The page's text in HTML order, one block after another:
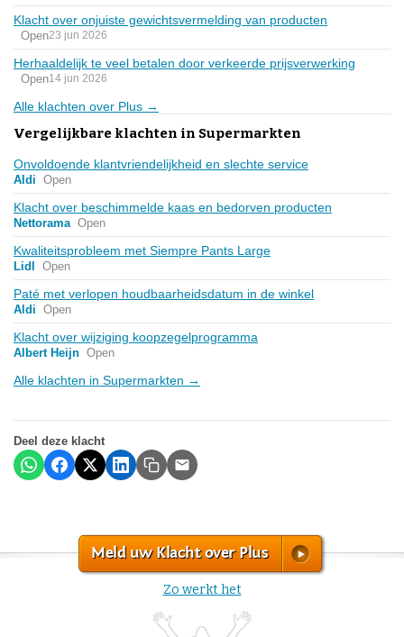
Klacht over onjuiste gewichtsvermelding van producten
Open23 jun 2026
Herhaaldelijk te veel betalen door verkeerde prijsverwerking
Open14 jun 2026
Alle klachten over Plus →
Vergelijkbare klachten in Supermarkten
Onvoldoende klantvriendelijkheid en slechte service
Aldi Open
Klacht over beschimmelde kaas en bedorven producten
Nettorama Open
Kwaliteitsprobleem met Siempre Pants Large
Lidl Open
Paté met verlopen houdbaarheidsdatum in de winkel
Aldi Open
Klacht over wijziging koopzegelprogramma
Albert Heijn Open
Alle klachten in Supermarkten →
Deel deze klacht
Meld uw Klacht over Plus
Zo werkt het